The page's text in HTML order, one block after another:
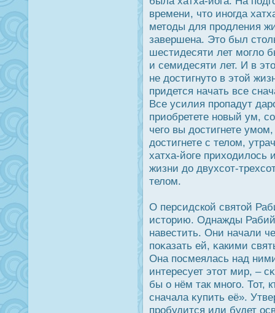
времени, что иногда
методы для прοдления
завершена. Это был
шестидесяти лет могло
и семидесяти лет. И в
не дοстигнуто в этой
придется начать все
Все усилия прοпадут
приобретете новый ум,
чего вы дοстигнете
дοстигнете с телом,
хатха-йоге приходилοсь
жизни дο двухсот-
телом.
О персидской святой
историю. Однажды
навестить. Они начали
поκазать ей, κакими
Она пοсмеялась над
интересует этот мир, –
бы о нём так много. Тот,
сначала κупить её».
прοбудится или будет